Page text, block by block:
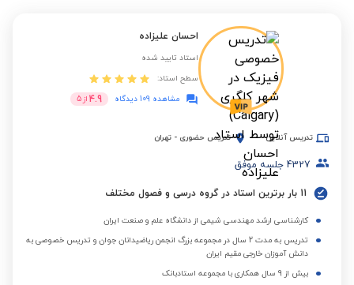
احسان علیزاده
استاد تایید شده
سطح استاد:
مشاهده 109 دیدگاه
4.9 از 5
تدریس آنلاین تدریس حضوری - تهران
4327 جلسه موفق
11 بار برترین استاد در گروه درسی و فصول مختلف
کارشناسی ارشد مهندسی شیمی از دانشگاه علم و صنعت ایران
تدریس به مدت 2 سال در مجموعه بزرگ انجمن ریاضیدانان جوان و تدریس خصوصی به
دانش آموزان خارجی مقیم ایران
بیش از 9 سال همکاری با مجموعه استادبانک